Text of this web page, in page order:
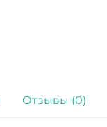
Отзывы (0)